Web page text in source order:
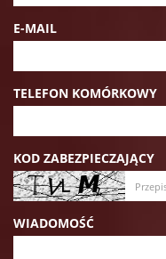
E-MAIL
TELEFON KOMÓRKOWY
KOD ZABEZPIECZAJĄCY
WIADOMOŚĆ